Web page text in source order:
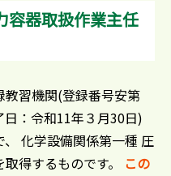
容器取扱作業主任
教習機関(登録番号安第
：令和11年３月30日)
化学設備関係第一種 圧
得するものです。 この